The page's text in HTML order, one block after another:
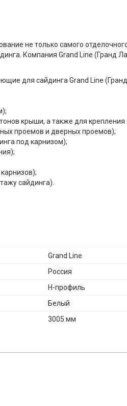
не только самого
Компания Grand Line (Гранд
для сайдинга Grand Line
крыши, а также для крепления
проемов и дверных проемов);
под карнизом);
сайдинга).
Grand Line
Россия
H-профиль
Белый
3005 мм